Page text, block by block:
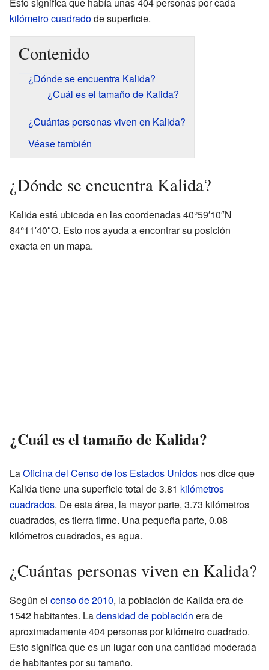
kilómetro cuadradode superficie.
Contenido
¿Dónde se encuentra Kalida?
¿Cuál es el tamaño de Kalida?
¿Cuántas personas viven en Kalida?
Véase también
¿Dónde se encuentra Kalida?
Kalida está ubicada en las coordenadas 40°59′10″N
84°11′40″O. Esto nos ayuda a encontrar su posición
exacta en un mapa.
¿Cuál es el tamaño de Kalida?
LaOficina del Censo de los Estados Unidos nos dice que
Kalida tiene una superficie total de 3.81 kilómetros
cuadrados. De esta área, la mayor parte, 3.73 kilómetros
cuadrados, es tierra firme. Una pequeña parte, 0.08
kilómetros cuadrados, es agua.
¿Cuántas personas viven en Kalida?
Según el censo de 2010, la población de Kalida era de
1542 habitantes. Ladensidad de población era de
aproximadamente 404 personas por kilómetro cuadrado.
Esto significa que es un lugar con una cantidad moderada
de habitantes por su tamaño.